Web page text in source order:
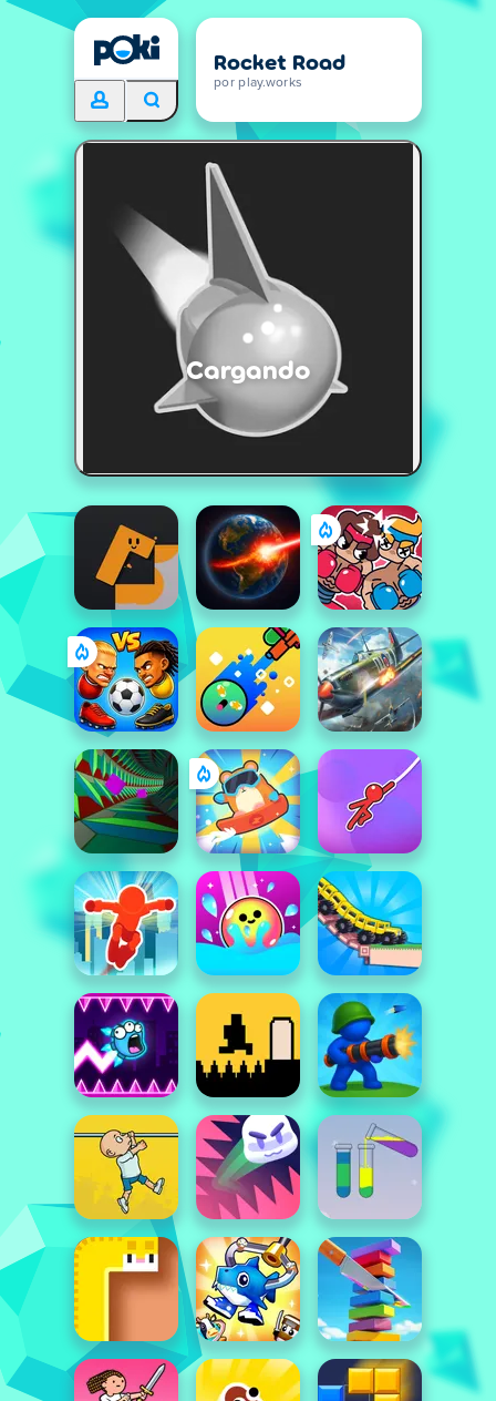
Rocket Road
por play.works
Cargando